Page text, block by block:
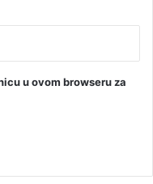
u ovom browseru za